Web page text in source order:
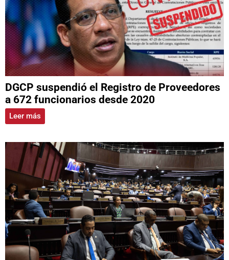
DGCP suspendió el Registro de Proveedores
a 672 funcionarios desde 2020
Leer más